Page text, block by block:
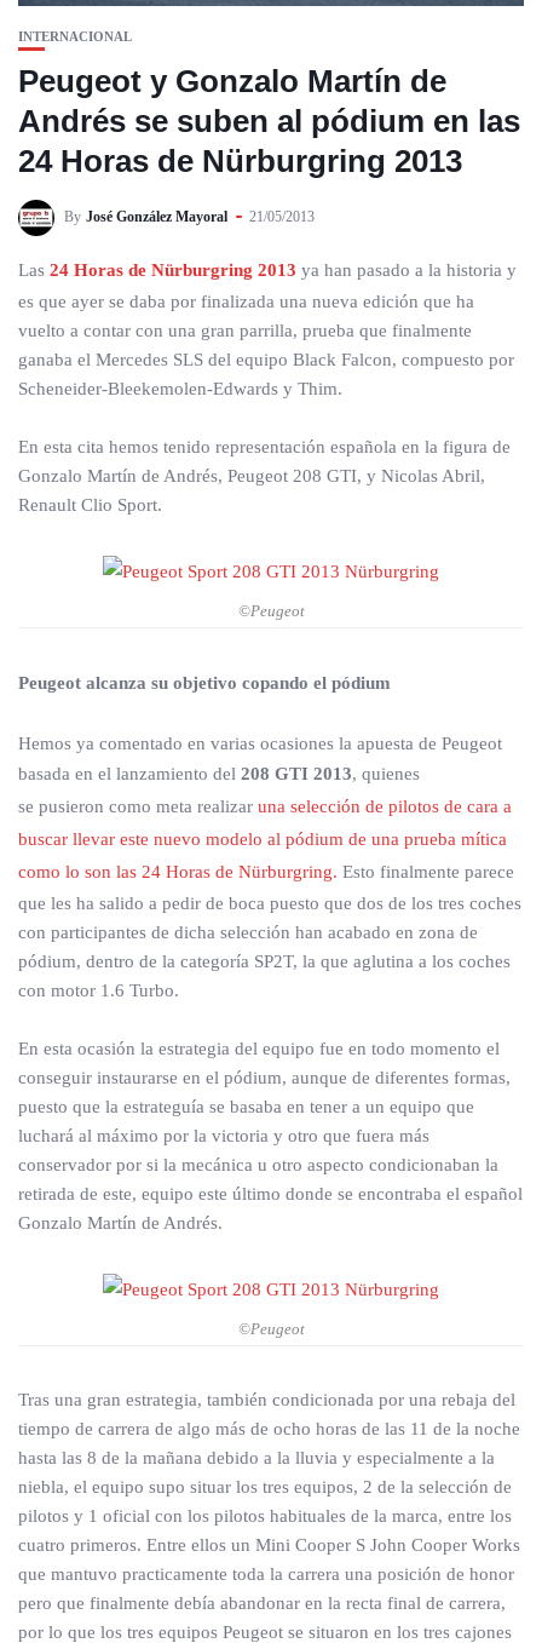
INTERNACIONAL
Peugeot y Gonzalo Martín de
Andrés se suben al pódium en las
24 Horas de Nürburgring 2013
By José González Mayoral 21/05/2013
Las 24 Horas de Nürburgring 2013 ya han pasado a la historia y
es que ayer se daba por finalizada una nueva edición que ha
vuelto a contar con una gran parrilla, prueba que finalmente
ganaba el Mercedes SLS del equipo Black Falcon, compuesto por
Scheneider-Bleekemolen-Edwards y Thim.
En esta cita hemos tenido representación española en la figura de
Gonzalo Martín de Andrés, Peugeot 208 GTI, y Nicolas Abril,
Renault Clio Sport.
©Peugeot
Peugeot alcanza su objetivo copando el pódium
Hemos ya comentado en varias ocasiones la apuesta de Peugeot
basada en el lanzamiento del 208 GTI 2013, quienes
se pusieron como meta realizar una selección de pilotos de cara a
buscar llevar este nuevo modelo al pódium de una prueba mítica
como lo son las 24 Horas de Nürburgring. Esto finalmente parece
que les ha salido a pedir de boca puesto que dos de los tres coches
con participantes de dicha selección han acabado en zona de
pódium, dentro de la categoría SP2T, la que aglutina a los coches
con motor 1.6 Turbo.
En esta ocasión la estrategia del equipo fue en todo momento el
conseguir instaurarse en el pódium, aunque de diferentes formas,
puesto que la estrateguía se basaba en tener a un equipo que
luchará al máximo por la victoria y otro que fuera más
conservador por si la mecánica u otro aspecto condicionaban la
retirada de este, equipo este último donde se encontraba el español
Gonzalo Martín de Andrés.
©Peugeot
Tras una gran estrategia, también condicionada por una rebaja del
tiempo de carrera de algo más de ocho horas de las 11 de la noche
hasta las 8 de la mañana debido a la lluvia y especialmente a la
niebla, el equipo supo situar los tres equipos, 2 de la selección de
pilotos y 1 oficial con los pilotos habituales de la marca, entre los
cuatro primeros. Entre ellos un Mini Cooper S John Cooper Works
que mantuvo practicamente toda la carrera una posición de honor
pero que finalmente debía abandonar en la recta final de carrera,
por lo que los tres equipos Peugeot se situaron en los tres cajones